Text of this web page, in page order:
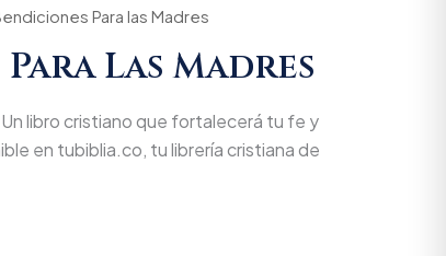
Para las Madres
Las Madres
libro cristiano que fortalecerá tu fe y
en tubiblia.co, tu librería cristiana de